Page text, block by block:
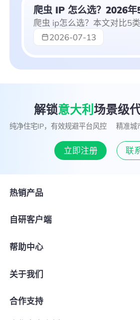
2026-07-13
解锁意大利 场景级
纯净住宅IP，有效规避平台风控 精准城
立即注册 联
热销产品
海外静态住宅IP
TikTok专用网络专线
SD-WAN企业跨境组网
自研客户端
跨境专业软路由
iOS客户端
Android代理客户端
帮助中心
跨境业务工具导航
精选出海
关于我们
企业介绍
合作支持